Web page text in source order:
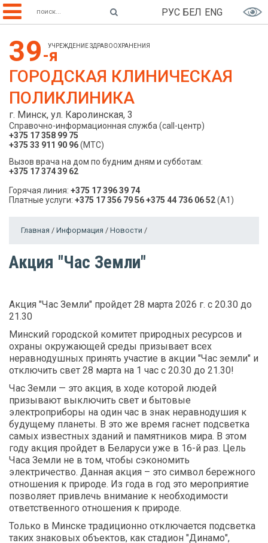
РУС БЕЛ ENG
39-я
УЧРЕЖДЕНИЕ ЗДРАВООХРАНЕНИЯ
ГОРОДСКАЯ КЛИНИЧЕСКАЯ
ПОЛИКЛИНИКА
г. Минск, ул. Каролинская, 3
Справочно-информационная служба (call-центр)
+375 17 358 99 75
+375 33 911 90 96(МТС)
Вызов врача на дом по будним дням и субботам:
+375 17 374 39 62
Горячая линия: +375 17 396 39 74
Платные услуги: +375 17 356 79 56+375 44 736 06 52(A1)
Главная / Информация / Новости /
Акция "Час Земли"
Акция "Час Земли" пройдет 28 марта 2026 г. с 20.30 до
21.30
Минский городской комитет природных ресурсов и
охраны окружающей среды призывает всех
неравнодушных принять участие в акции "Час земли" и
отключить свет 28 марта на 1 час с 20.30 до 21.30!
Час Земли — это акция, в ходе которой людей
призывают выключить свет и бытовые
электроприборы на один час в знак неравнодушия к
будущему планеты. В это же время гаснет подсветка
самых известных зданий и памятников мира. В этом
году акция пройдет в Беларуси уже в 16-й раз. Цель
Часа Земли не в том, чтобы сэкономить
электричество. Данная акция – это символ бережного
отношения к природе. Из года в год это мероприятие
позволяет привлечь внимание к необходимости
ответственного отношения к природе.
Только в Минске традиционно отключается подсветка
таких знаковых объектов, как стадион "Динамо",